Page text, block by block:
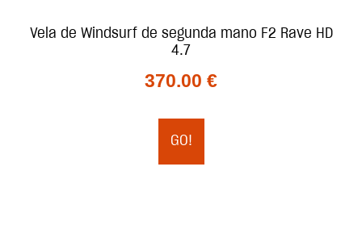
Vela de Windsurf de segunda mano F2 Rave HD
4.7
370.00 €
GO!